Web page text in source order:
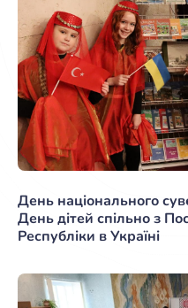
День національного
День дітей спільно з
Республіки в Україні